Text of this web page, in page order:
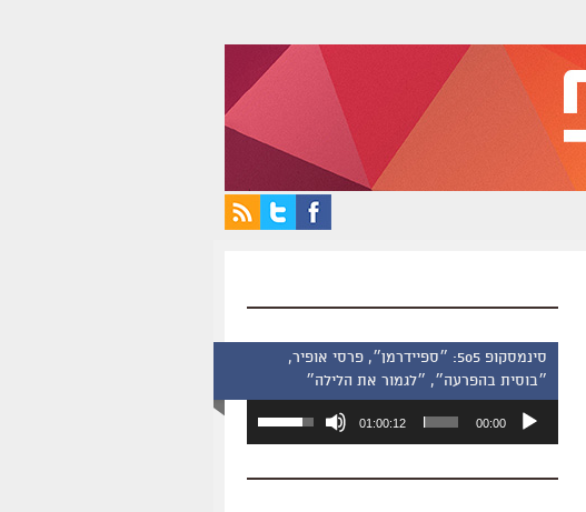
סינמסקופ 505: ״ספיידרמן״, פרסי אופיר,
״בוסית בהפרעה״, ״לגמור את הלילה״
אודיו
00:00
01:00:12
השתמש
כדי